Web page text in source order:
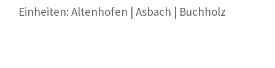
Einheiten: Altenhofen | Asbach | Buchholz